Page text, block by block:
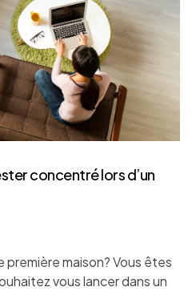
concentré lors d’un
première maison? Vous êtes
vous lancer dans un